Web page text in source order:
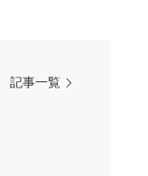
記事一覧